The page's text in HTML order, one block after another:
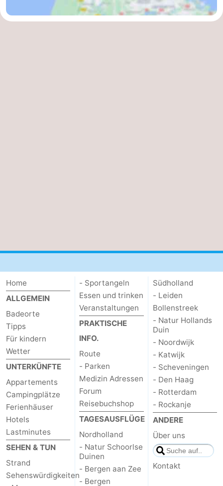
Home
ALLGEMEIN
Badeorte
Tipps
Für kindern
Wetter
UNTERKÜNFTE
Appartements
Campingplätze
Ferienhäuser
Hotels
Lastminutes
SEHEN & TUN
Strand
Sehenswürdigkeiten
- Sportangeln
Essen und trinken
Veranstaltungen
PRAKTISCHE
INFO.
Route
- Parken
Medizin Adressen
Forum
Reisebuchshop
TAGESAUSFLÜGE
Nordholland
- Natur Schoorlse
Duinen
- Bergen aan Zee
- Bergen
Südholland
- Leiden
Bollenstreek
- Natur Hollands
Duin
- Noordwijk
- Katwijk
- Scheveningen
- Den Haag
- Rotterdam
- Rockanje
ANDERE
Über uns
Kontakt